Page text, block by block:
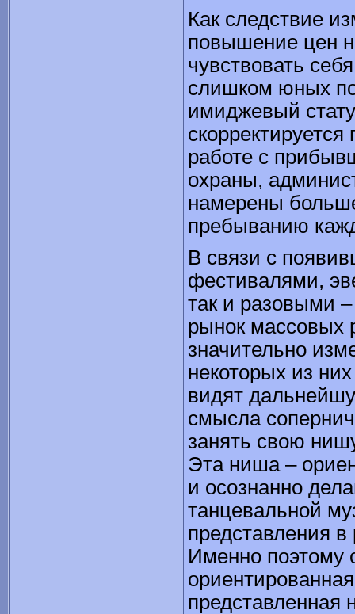
Как следствие
повышение цен
чувствовать
слишком юных
имиджевый
работе с
охраны,
намерены
пребыванию
В связи с
фестивалями,
так и разовыми
рынок массовых
значительно
некоторых из
видят
смысла
занять свою
Эта ниша –
и осознанно
танцевальной
представления в
Именно поэтому
представленная